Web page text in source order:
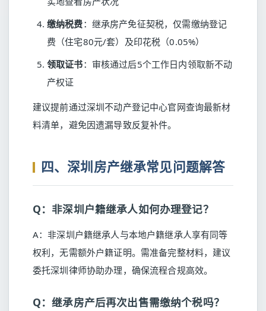
缴纳税费：继承房产免征契税，仅需缴纳登记
费（住宅80元/套）及印花税（0.05%）
领取证书：审核通过后5个工作日内领取新不动
产权证
建议提前通过深圳不动产登记中心官网查询最新材
料清单，避免因遗漏导致反复补件。
四、深圳房产继承常见问题解答
Q：非深圳户籍继承人如何办理登记？
A：非深圳户籍继承人与本地户籍继承人享有同等
权利，无需额外户籍证明。需准备完整材料，建议
委托深圳律师协助办理，确保流程合规高效。
Q：继承房产后再次出售需缴纳个税吗？